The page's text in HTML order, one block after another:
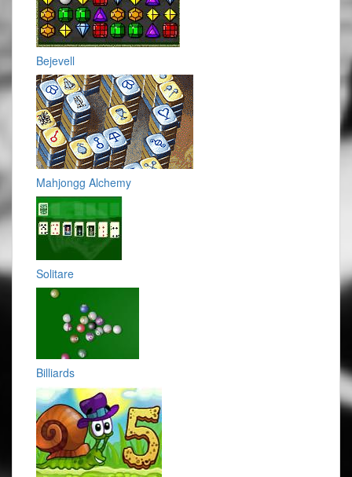
Bejevell
Mahjongg Alchemy
Solitare
Billiards